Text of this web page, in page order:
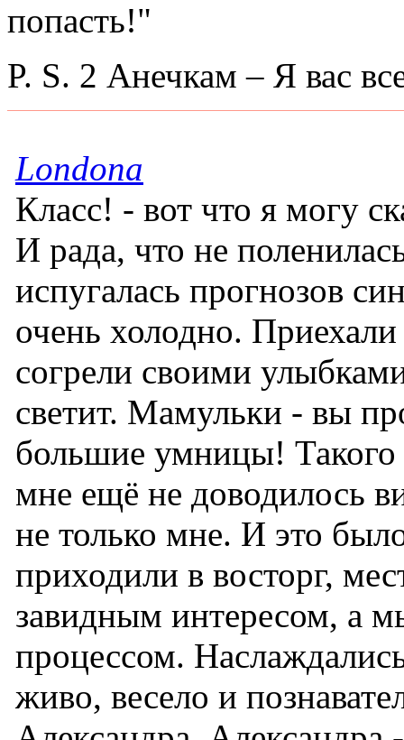
попасть!"
P. S. 2 Анечкам – Я вас
Londona
Класс! - вот что я могу
И рада, что не
испугалась прогнозов
очень холодно.
согрели своими
светит. Мамульки - вы
большие умницы! Такого
мне ещё не доводилось
не только мне. И это
приходили в восторг,
завидным интересом, а
процессом.
живо, весело и